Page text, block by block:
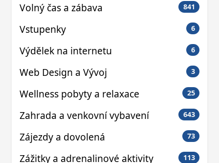
Volný čas a zábava 841
Vstupenky 6
Výdělek na internetu 6
Web Design a Vývoj 3
Wellness pobyty a relaxace 25
Zahrada a venkovní vybavení 643
Zájezdy a dovolená 73
Zážitky a adrenalinové aktivity 113